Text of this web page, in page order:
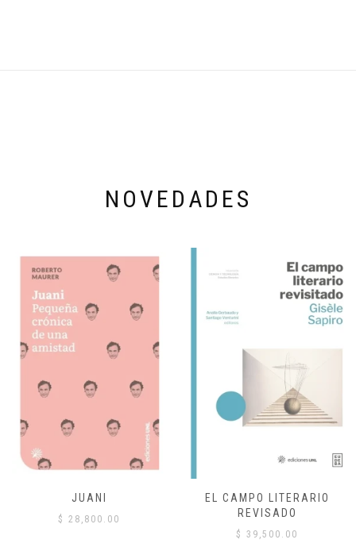
NOVEDADES
JUANI
$ 28,800.00
EL CAMPO LITERARIO
REVISADO
$ 39,500.00